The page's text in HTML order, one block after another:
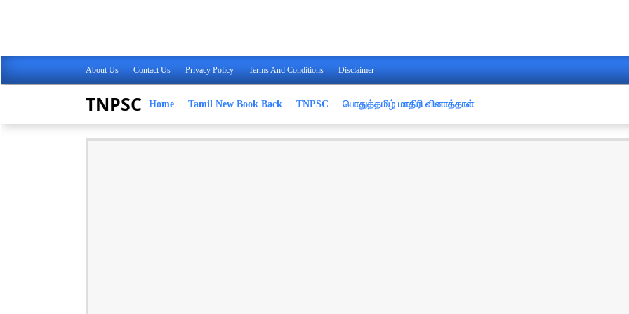
About Us Contact Us Privacy Policy Terms And Conditions Disclaimer
TNPSC Home Tamil New Book Back TNPSC பொதுத்தமிழ் மாதிரி வினாத்தாள்